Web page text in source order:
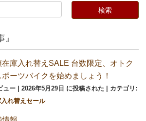
在庫入れ替えSALE 台数限定、オトク
ポーツバイクを始めましょう！
ュー 2026年5月29日 に投稿された
カテゴリ:
れ替えセール